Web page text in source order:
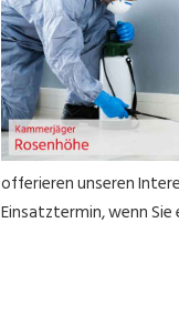
offerieren unseren
Einsatztermin, wenn